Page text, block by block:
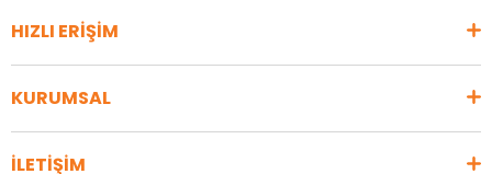
HIZLI ERİŞİM
KURUMSAL
İLETİŞİM